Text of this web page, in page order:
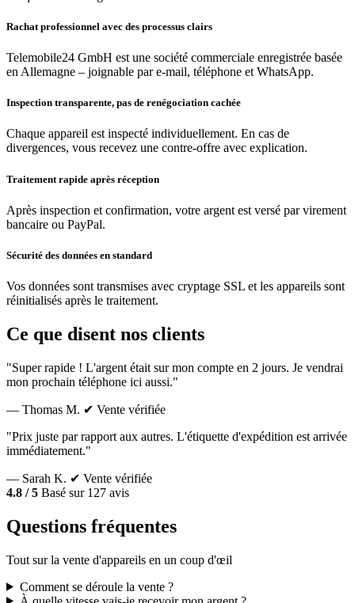
Rachat professionnel avec des processus clairs
Telemobile24 GmbH est une société commerciale enregistrée basée
en Allemagne – joignable par e-mail, téléphone et WhatsApp.
Inspection transparente, pas de renégociation cachée
Chaque appareil est inspecté individuellement. En cas de
divergences, vous recevez une contre-offre avec explication.
Traitement rapide après réception
Après inspection et confirmation, votre argent est versé par virement
bancaire ou PayPal.
Sécurité des données en standard
Vos données sont transmises avec cryptage SSL et les appareils sont
réinitialisés après le traitement.
Ce que disent nos clients
"Super rapide ! L'argent était sur mon compte en 2 jours. Je vendrai
mon prochain téléphone ici aussi."
— Thomas M. ✔ Vente vérifiée
"Prix juste par rapport aux autres. L'étiquette d'expédition est arrivée
immédiatement."
— Sarah K. ✔ Vente vérifiée
4.8 / 5 Basé sur 127 avis
Questions fréquentes
Tout sur la vente d'appareils en un coup d'œil
Comment se déroule la vente ?